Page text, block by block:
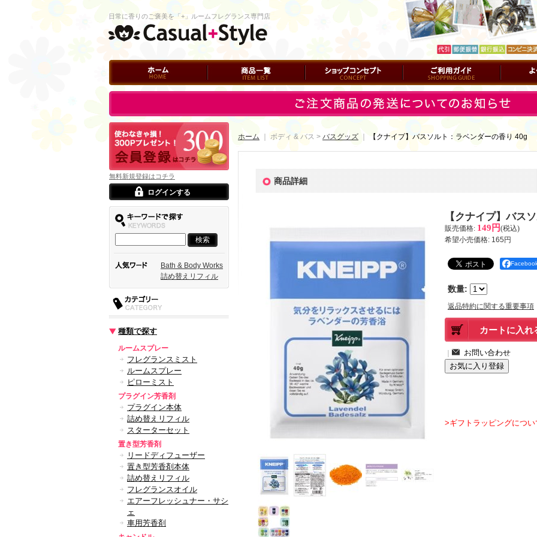
ホーム 商品一覧 ショップコンセプト ご利用ガイド よくある
日常に香りのご褒美を「+」ルームフレグランス専門店
ログイン
無料新規登録はコチラ
ログインする
Bath & Body Works
詰め替えリフィル
種類で探す
ルームスプレー
フレグランスミスト
ルームスプレー
ピローミスト
プラグイン芳香剤
プラグイン本体
詰め替えリフィル
スターターセット
置き型芳香剤
リードディフューザー
置き型芳香剤本体
詰め替えリフィル
フレグランスオイル
エアーフレッシュナー・サシ
ェ
車用芳香剤
ホーム ｜ ボディ & バス > バスグッズ 【クナイプ】バスソルト：ラベンダーの香り 40g
商品詳細
【クナイプ】バス
販売価格: 149円(税込)
希望小売価格: 165円
数量:
返品特約に関する重要事項
>ギフトラッピングについ